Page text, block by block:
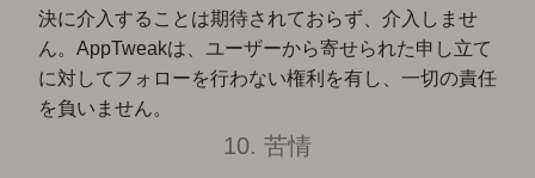
決に介入することは期待されておらず、介入しませ
ん。AppTweakは、ユーザーから寄せられた申し立て
に対してフォローを行わない権利を有し、一切の責任
を負いません。
10. 苦情